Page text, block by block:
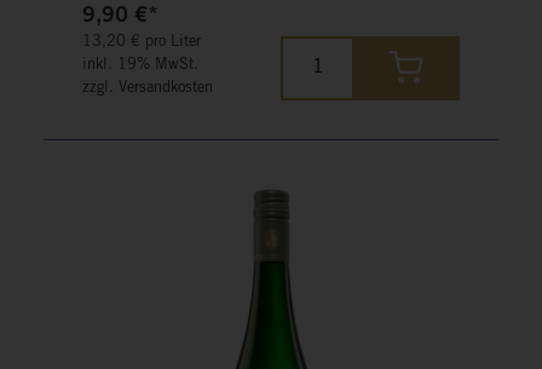
saftiger Säure.
9,90 €*
13,20 € pro Liter
inkl. 19% MwSt.
zzgl. Versandkosten